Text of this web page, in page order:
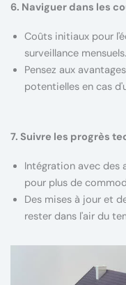
6. Naviguer dans les
Coûts initiaux pour
surveillance mensuels.
Pensez aux
potentielles en cas
7. Suivre les progrès
Intégration avec des
pour plus de
Des mises à jour et
rester dans l'air du